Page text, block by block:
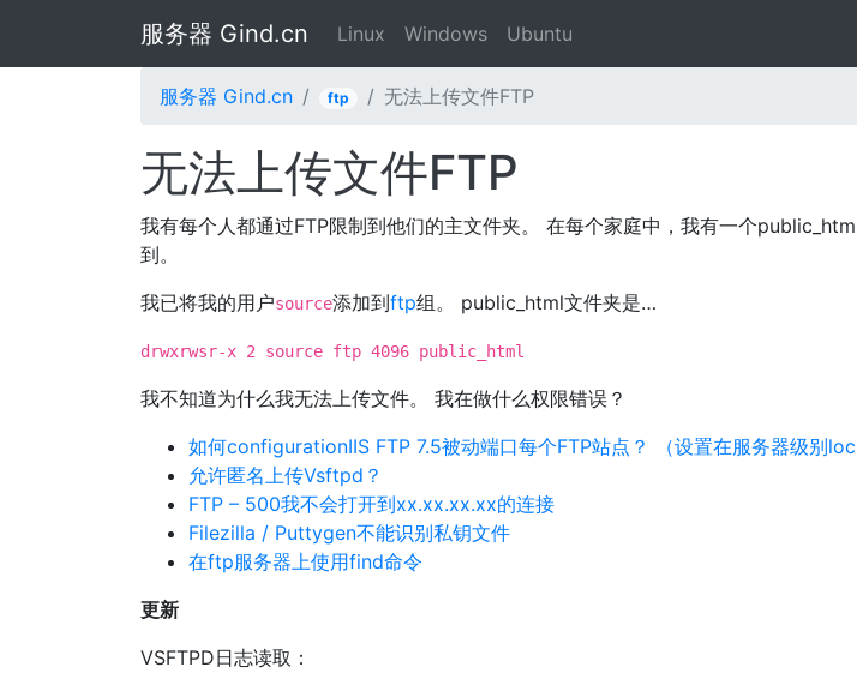
服务器 Gind.cn Linux Windows Ubuntu
服务器 Gind.cn ftp 无法上传文件FTP
无法上传文件FTP
我有每个人都通过FTP限制到他们的主文件夹。 在每个家庭中，我有一个
到。
我已将我的用户source添加到ftp组。 public_html文件夹是…
drwxrwsr-x 2 source ftp 4096 public_html
我不知道为什么我无法上传文件。 我在做什么权限错误？
如何configurationIIS FTP 7.5被动端口每个FTP站点？ （设置在服务器级别
允许匿名上传Vsftpd？
FTP – 500我不会打开到xx.xx.xx.xx的连接
Filezilla / Puttygen不能识别私钥文件
在ftp服务器上使用find命令
更新
VSFTPD日志读取：